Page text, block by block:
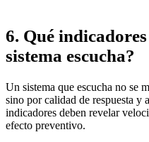
6. Qué
sistema escucha?
Un sistema que escucha no se
sino por calidad de respuesta y
indicadores deben revelar
efecto preventivo.